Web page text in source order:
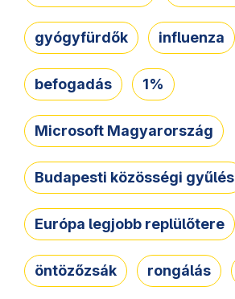
gyógyfürdők influenza
befogadás 1%
Microsoft Magyarország
Budapesti közösségi gyűlés
Európa legjobb replülőtere
öntözőzsák rongálás